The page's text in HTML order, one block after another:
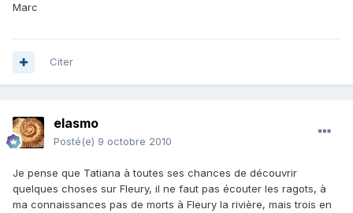
Marc
Citer
elasmo
Posté(e) 9 octobre 2010
Je pense que Tatiana à toutes ses chances de découvrir
quelques choses sur Fleury, il ne faut pas écouter les ragots, à
ma connaissances pas de morts à Fleury la rivière, mais trois en